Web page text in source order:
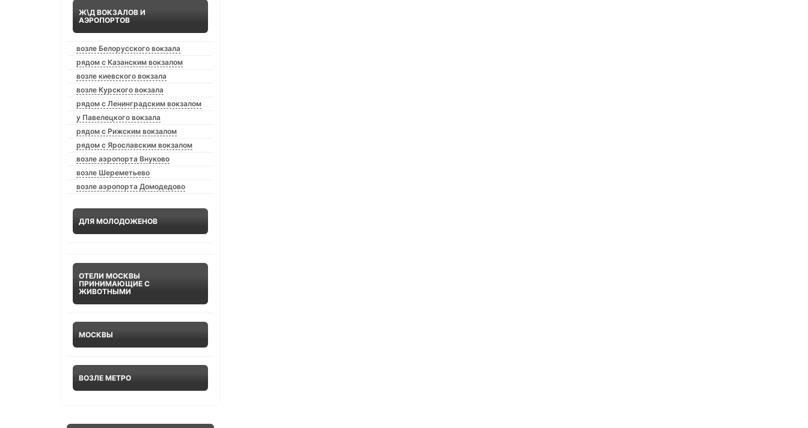
Ж\Д ВОКЗАЛОВ И
АЭРОПОРТОВ
возле Белорусского вокзала
рядом с Казанским вокзалом
возле киевского вокзала
возле Курского вокзала
рядом с Ленинградским вокзалом
у Павелецкого вокзала
рядом с Рижским вокзалом
рядом с Ярославским вокзалом
возле аэропорта Внуково
возле Шереметьево
возле аэропорта Домодедово
ДЛЯ МОЛОДОЖЕНОВ
ОТЕЛИ МОСКВЫ
ПРИНИМАЮЩИЕ С
ЖИВОТНЫМИ
МОСКВЫ
ВОЗЛЕ МЕТРО